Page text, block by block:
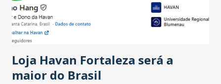
estabelecimentos no prejuízo ficou em 19%, pouco abaixo
do observado no mês anterior. Outros 1% não existiam em
novembro. Em relação a outubro, o faturamento também
cresceu. De acordo com a pesquisa, 44% dos n...
Loja Havan Fortaleza será a
maior do Brasil